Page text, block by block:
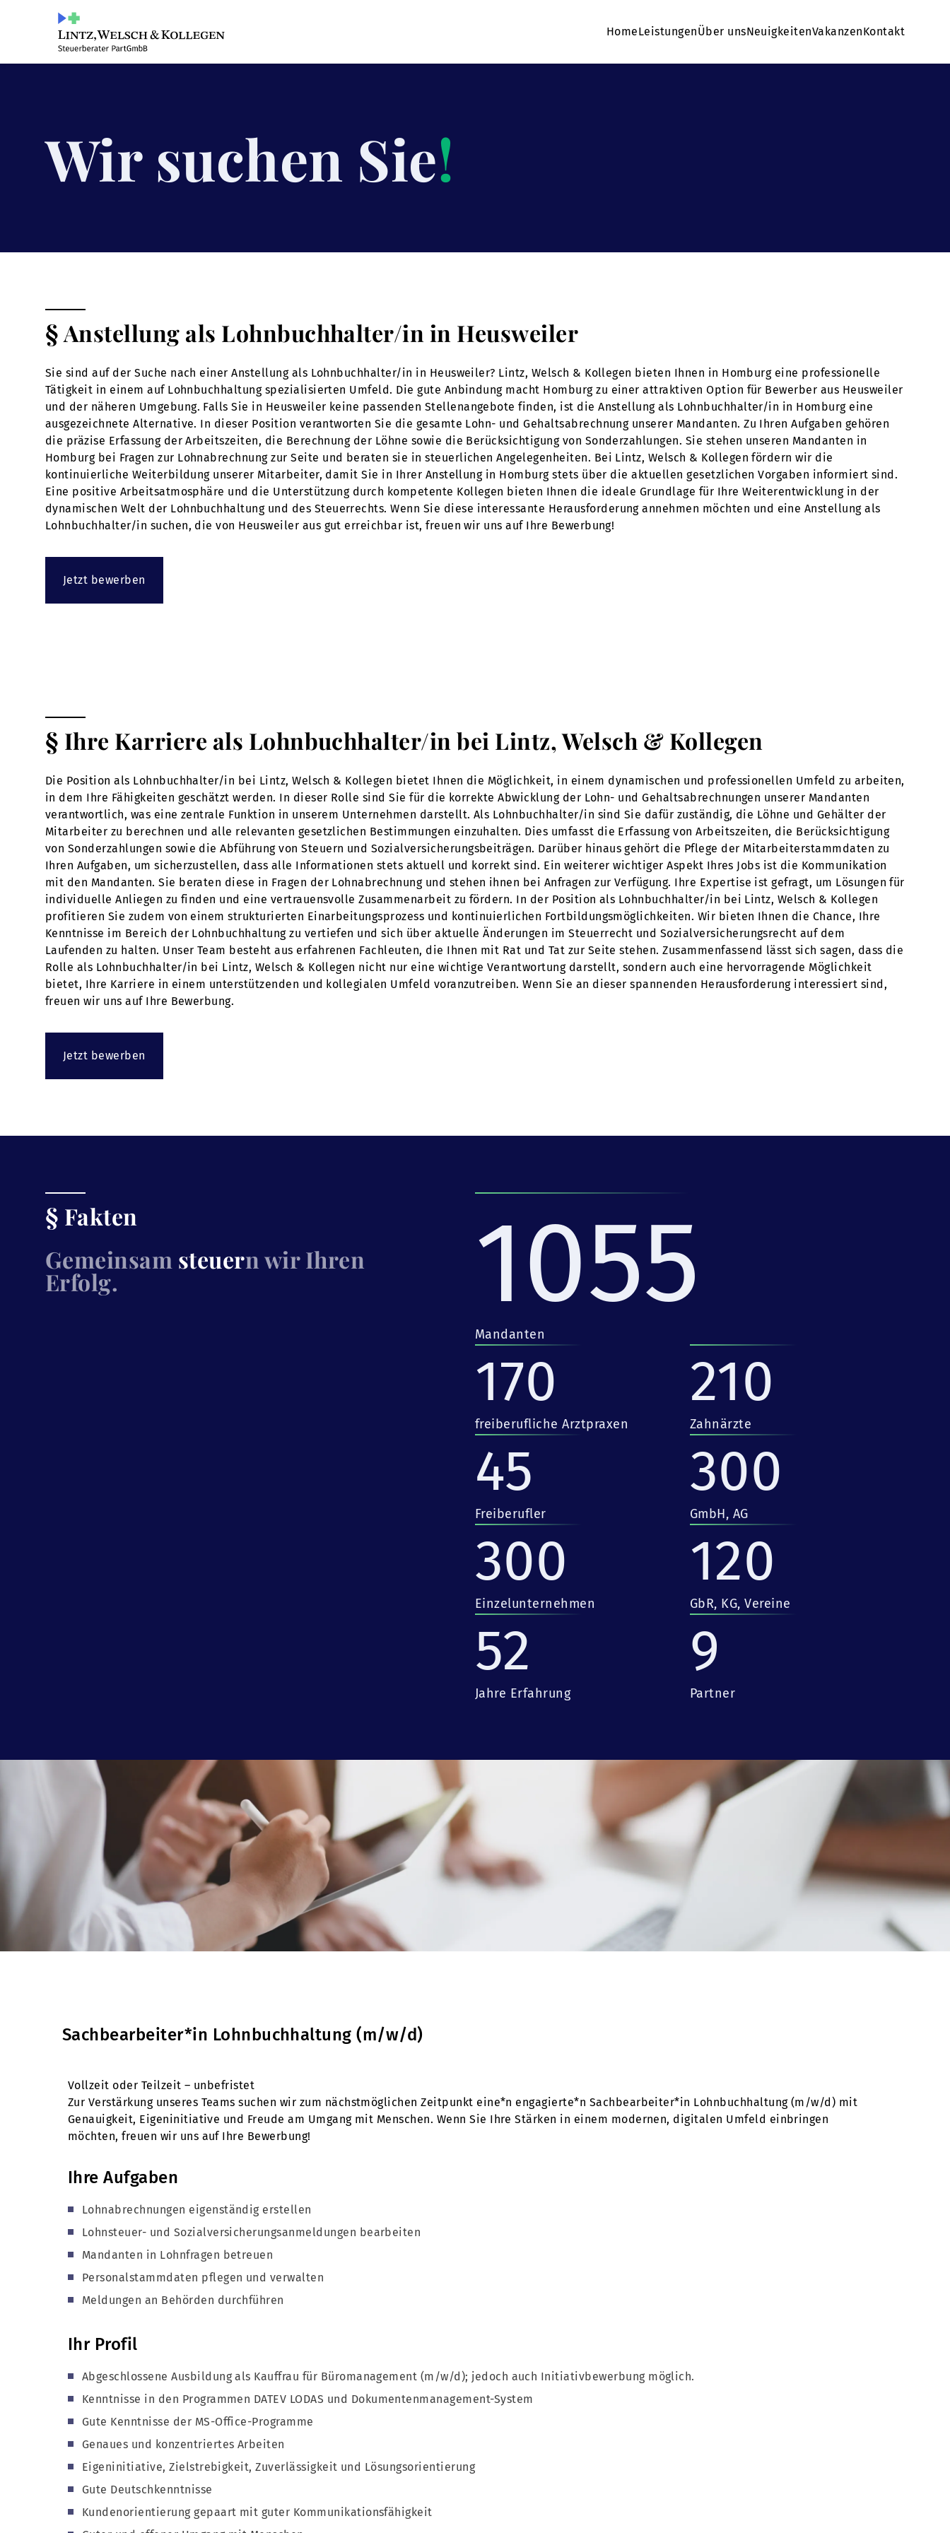
HomeLeistungenÜber unsNeuigkeitenVakanzenKontakt
Wir suchen Sie!
§ Anstellung als Lohnbuchhalter/in in Heusweiler
Sie sind auf der Suche nach einer Anstellung als Lohnbuchhalter/in in Heusweiler? Lintz, Welsch & Kollegen bieten Ihnen in Homburg eine professionelle
Tätigkeit in einem auf Lohnbuchhaltung spezialisierten Umfeld. Die gute Anbindung macht Homburg zu einer attraktiven Option für Bewerber aus Heusweiler
und der näheren Umgebung. Falls Sie in Heusweiler keine passenden Stellenangebote finden, ist die Anstellung als Lohnbuchhalter/in in Homburg eine
ausgezeichnete Alternative. In dieser Position verantworten Sie die gesamte Lohn- und Gehaltsabrechnung unserer Mandanten. Zu Ihren Aufgaben gehören
die präzise Erfassung der Arbeitszeiten, die Berechnung der Löhne sowie die Berücksichtigung von Sonderzahlungen. Sie stehen unseren Mandanten in
Homburg bei Fragen zur Lohnabrechnung zur Seite und beraten sie in steuerlichen Angelegenheiten. Bei Lintz, Welsch & Kollegen fördern wir die
kontinuierliche Weiterbildung unserer Mitarbeiter, damit Sie in Ihrer Anstellung in Homburg stets über die aktuellen gesetzlichen Vorgaben informiert sind.
Eine positive Arbeitsatmosphäre und die Unterstützung durch kompetente Kollegen bieten Ihnen die ideale Grundlage für Ihre Weiterentwicklung in der
dynamischen Welt der Lohnbuchhaltung und des Steuerrechts. Wenn Sie diese interessante Herausforderung annehmen möchten und eine Anstellung als
Lohnbuchhalter/in suchen, die von Heusweiler aus gut erreichbar ist, freuen wir uns auf Ihre Bewerbung!
Jetzt bewerben
§ Ihre Karriere als Lohnbuchhalter/in bei Lintz, Welsch & Kollegen
Die Position als Lohnbuchhalter/in bei Lintz, Welsch & Kollegen bietet Ihnen die Möglichkeit, in einem dynamischen und professionellen Umfeld zu arbeiten,
in dem Ihre Fähigkeiten geschätzt werden. In dieser Rolle sind Sie für die korrekte Abwicklung der Lohn- und Gehaltsabrechnungen unserer Mandanten
verantwortlich, was eine zentrale Funktion in unserem Unternehmen darstellt. Als Lohnbuchhalter/in sind Sie dafür zuständig, die Löhne und Gehälter der
Mitarbeiter zu berechnen und alle relevanten gesetzlichen Bestimmungen einzuhalten. Dies umfasst die Erfassung von Arbeitszeiten, die Berücksichtigung
von Sonderzahlungen sowie die Abführung von Steuern und Sozialversicherungsbeiträgen. Darüber hinaus gehört die Pflege der Mitarbeiterstammdaten zu
Ihren Aufgaben, um sicherzustellen, dass alle Informationen stets aktuell und korrekt sind. Ein weiterer wichtiger Aspekt Ihres Jobs ist die Kommunikation
mit den Mandanten. Sie beraten diese in Fragen der Lohnabrechnung und stehen ihnen bei Anfragen zur Verfügung. Ihre Expertise ist gefragt, um Lösungen für
individuelle Anliegen zu finden und eine vertrauensvolle Zusammenarbeit zu fördern. In der Position als Lohnbuchhalter/in bei Lintz, Welsch & Kollegen
profitieren Sie zudem von einem strukturierten Einarbeitungsprozess und kontinuierlichen Fortbildungsmöglichkeiten. Wir bieten Ihnen die Chance, Ihre
Kenntnisse im Bereich der Lohnbuchhaltung zu vertiefen und sich über aktuelle Änderungen im Steuerrecht und Sozialversicherungsrecht auf dem
Laufenden zu halten. Unser Team besteht aus erfahrenen Fachleuten, die Ihnen mit Rat und Tat zur Seite stehen. Zusammenfassend lässt sich sagen, dass die
Rolle als Lohnbuchhalter/in bei Lintz, Welsch & Kollegen nicht nur eine wichtige Verantwortung darstellt, sondern auch eine hervorragende Möglichkeit
bietet, Ihre Karriere in einem unterstützenden und kollegialen Umfeld voranzutreiben. Wenn Sie an dieser spannenden Herausforderung interessiert sind,
freuen wir uns auf Ihre Bewerbung.
Jetzt bewerben
§ Fakten
Gemeinsam steuern wir Ihren
Erfolg. 1055
Mandanten
170
freiberufliche Arztpraxen
210
Zahnärzte
45
Freiberufler
300
GmbH, AG
300
Einzelunternehmen
120
GbR, KG, Vereine
52
Jahre Erfahrung
9
Partner
Sachbearbeiter*in Lohnbuchhaltung (m/w/d)
Vollzeit oder Teilzeit – unbefristet
Zur Verstärkung unseres Teams suchen wir zum nächstmöglichen Zeitpunkt eine*n engagierte*n Sachbearbeiter*in Lohnbuchhaltung (m/w/d) mit
Genauigkeit, Eigeninitiative und Freude am Umgang mit Menschen. Wenn Sie Ihre Stärken in einem modernen, digitalen Umfeld einbringen
möchten, freuen wir uns auf Ihre Bewerbung!
Ihre Aufgaben
Lohnabrechnungen eigenständig erstellen
Lohnsteuer- und Sozialversicherungsanmeldungen bearbeiten
Mandanten in Lohnfragen betreuen
Personalstammdaten pflegen und verwalten
Meldungen an Behörden durchführen
Ihr Profil
Abgeschlossene Ausbildung als Kauffrau für Büromanagement (m/w/d); jedoch auch Initiativbewerbung möglich.
Kenntnisse in den Programmen DATEV LODAS und Dokumentenmanagement-System
Gute Kenntnisse der MS-Office-Programme
Genaues und konzentriertes Arbeiten
Eigeninitiative, Zielstrebigkeit, Zuverlässigkeit und Lösungsorientierung
Gute Deutschkenntnisse
Kundenorientierung gepaart mit guter Kommunikationsfähigkeit